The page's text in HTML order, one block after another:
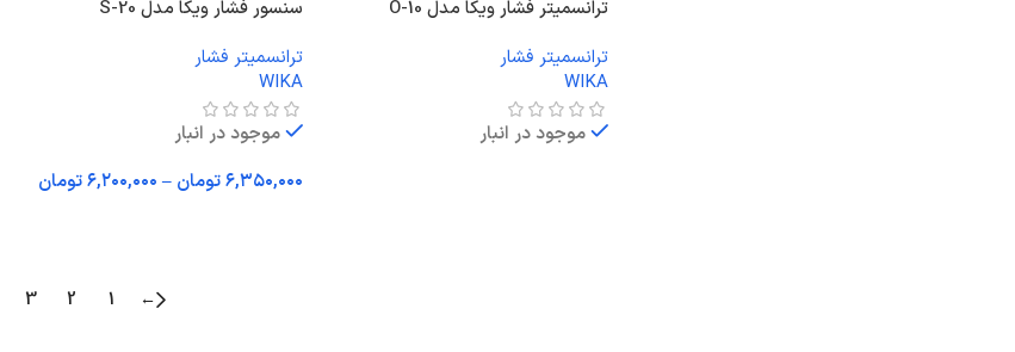
ترانسمیتر فشار ویکا مدل O-10
ترانسمیتر فشار
WIKA
موجود در انبار
سنسور فشار ویکا مدل S-20
ترانسمیتر فشار
WIKA
موجود در انبار
۶,۳۵۰,۰۰۰تومان – ۶,۲۰۰,۰۰۰تومان
←
1
2
3